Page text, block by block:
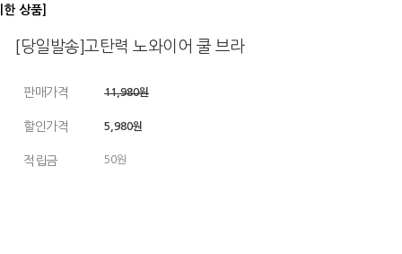
상품]
[당일발송]고탄력 노와이어 쿨 브라
판매가격 11,980원
할인가격 5,980원
적립금 50원